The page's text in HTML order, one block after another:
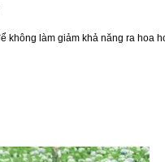
làm giảm khả năng ra hoa